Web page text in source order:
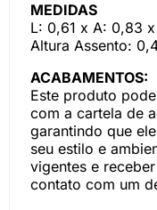
MEDIDAS
L: 0,61 x A: 0,83
Altura Assento:
ACABAMENTOS:
Este produto
com a cartela de
garantindo que
seu estilo e
vigentes e
contato com um